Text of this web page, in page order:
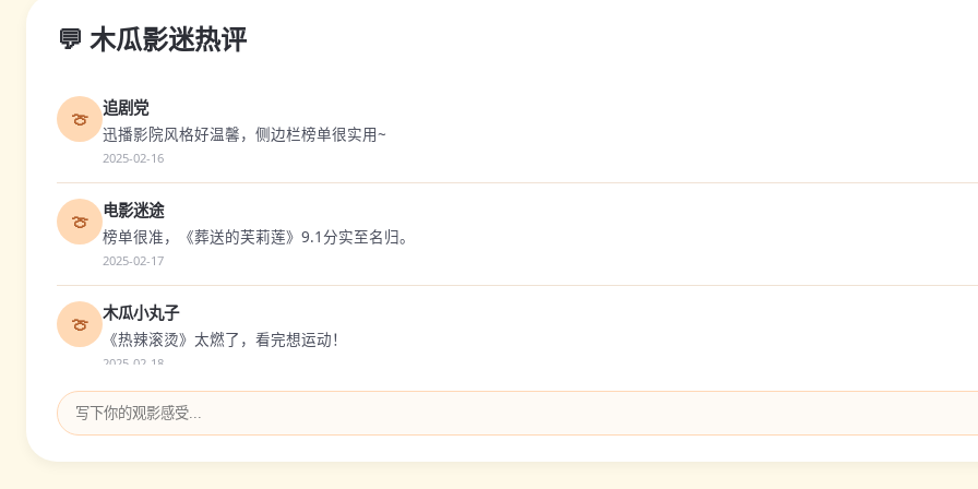
💬 木瓜影迷热评
🍈
追剧党
迅播影院风格好温馨，侧边栏榜单很实用~
2025-02-16
🍈
电影迷途
榜单很准，《葬送的芙莉莲》9.1分实至名归。
2025-02-17
🍈
木瓜小丸子
《热辣滚烫》太燃了，看完想运动！
2025-02-18